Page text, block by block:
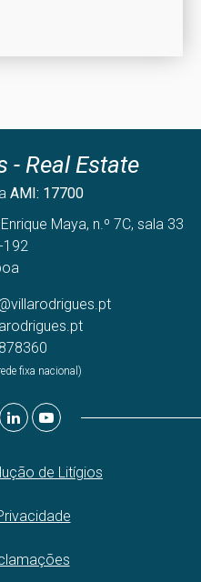
- Real Estate
AMI: 17700
Maya, n.º 7C, sala 33
192
fixa nacional)
de Litígios